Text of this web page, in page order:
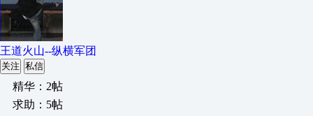
王道火山--纵横军团
关注 私信
精华：2帖
求助：5帖